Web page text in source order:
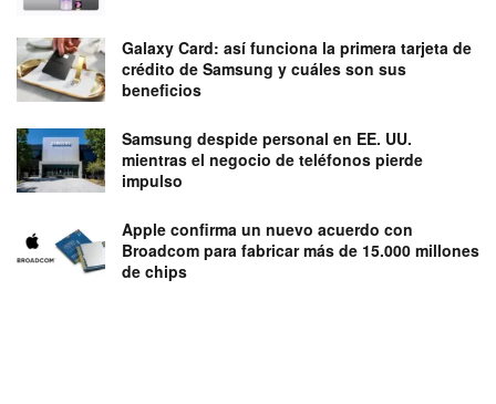
Galaxy Card: así funciona la primera tarjeta de
crédito de Samsung y cuáles son sus
beneficios
Samsung despide personal en EE. UU.
mientras el negocio de teléfonos pierde
impulso
Apple confirma un nuevo acuerdo con
Broadcom para fabricar más de 15.000 millones
de chips